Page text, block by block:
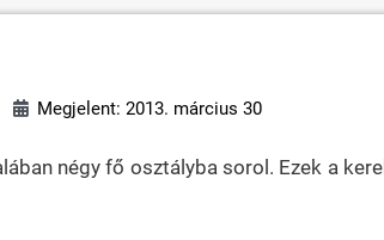
Megjelent: 2013. március 30
négy fő osztályba sorol. Ezek a